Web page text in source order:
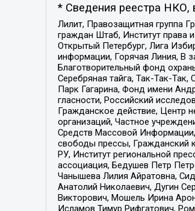
* Сведения реестра НКО,
Лилит, Правозащитная группа
граждан Штаб, Институт права
Открытый Петербург, Лига
информации, Горячая Линия, В
Благотворительный фонд
Серебряная тайга, Так-Так-
Парк Гагарина, Фонд имени
гласности, Российский
Гражданское действие, Центр
организаций, Частное
Средств Массовой
свободы прессы, Гражданский
РУ, Институт региональной
ассоциация, Бедушев Петр
Чанышева Лилия Айратовна,
Анатолий Николаевич, Дугин
Викторович, Мошель Ирина
Исламов Тимур Рифгатович,